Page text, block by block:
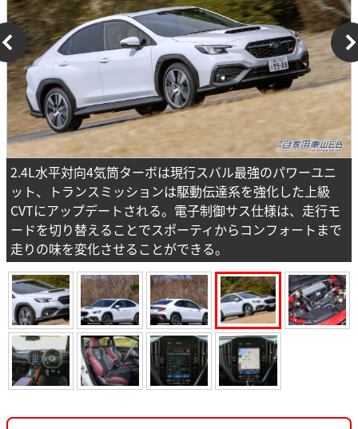
2.4L水平対向4気筒ターボは現行スバル最強のパワーユニ
ット、トランスミッションは駆動伝達系を強化した上級
CVTにアップデートされる。電子制御サス仕様は、走行モ
ードを切り替えることでスポーティからコンフォートまで
走りの味を変化させることができる。